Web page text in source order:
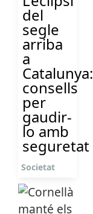
del
segle
arriba
a
Catalunya:
consells
per
gaudir-
lo amb
seguretat
Societat